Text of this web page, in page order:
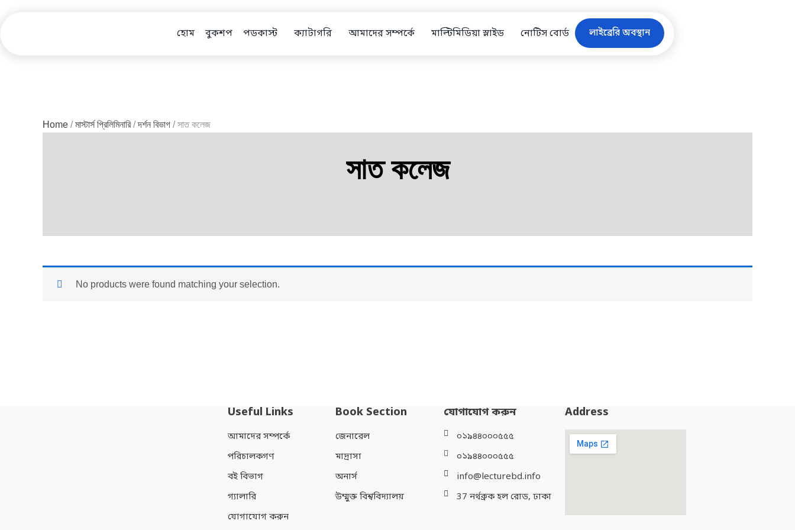
হোম বুকশপ পডকাস্ট ক্যাটাগরি আমাদের সম্পর্কে মাল্টিমিডিয়া স্লাইড নোটিস বোর্ড লাইব্রেরি অবস্থান
Home /মাস্টার্স প্রিলিমিনারি/দর্শন বিভাগ / সাত কলেজ
সাত কলেজ
No products were found matching your selection.
Useful Links
আমাদের সম্পর্কে
পরিচালকগণ
বই বিভাগ
গ্যালারি
যোগাযোগ করুন
Book Section
জেনারেল
মাদ্রাসা
অনার্স
উম্মুক্ত বিশ্ববিদ্যালয়
যোগাযোগ করুন
০১৯৪৪০০০৫৫৫
০১৯৪৪০০০৫৫৫
info@lecturebd.info
37 নর্থব্রুক হল রোড, ঢাকা
Address